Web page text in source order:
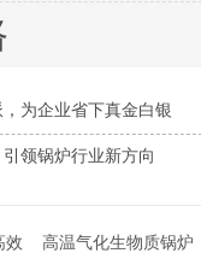
为企业省下真金白银
领锅炉行业新方向
效 高温气化生物质锅炉